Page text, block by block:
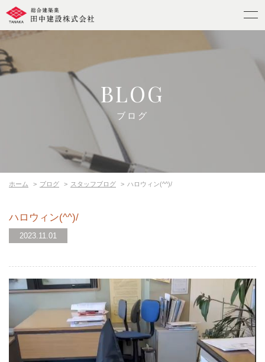
BLOG
ブログ
ホーム ブログ スタッフブログ ハロウィン(^^)/
ハロウィン(^^)/
2023.11.01